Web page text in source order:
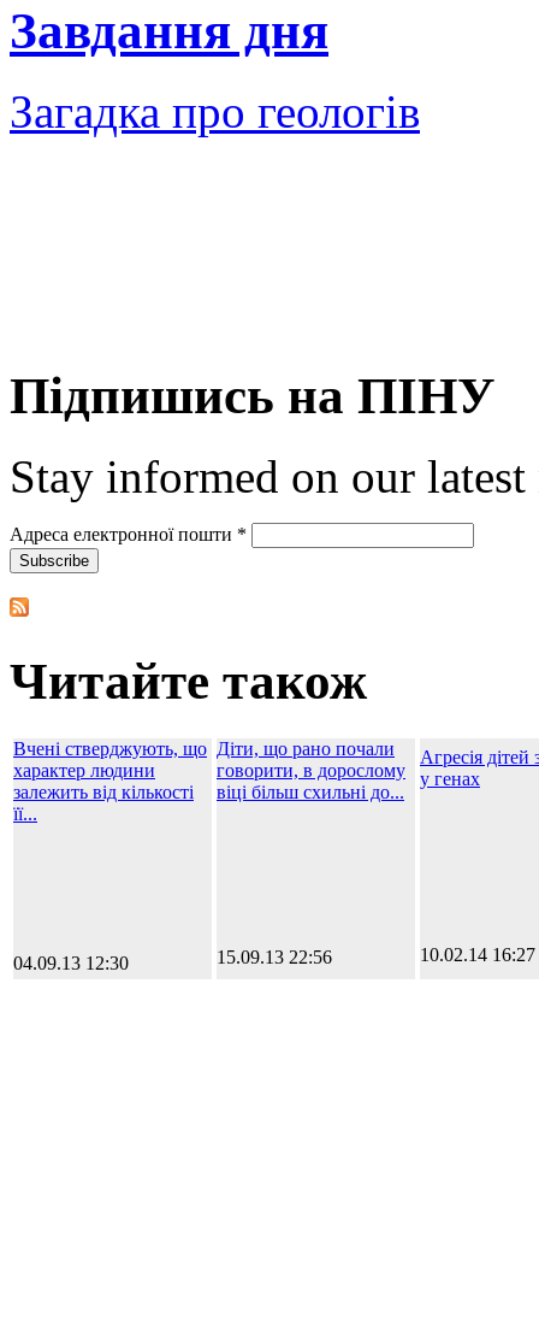
Завдання дня
Загадка про геологів
Підпишись на ПІНУ
Stay informed on our latest
Адреса електронної пошти *
Читайте також
Вчені стверджують, що
характер людини
залежить від кількості
її...
04.09.13 12:30
Діти, що рано почали
говорити, в дорослому
віці більш схильні до...
15.09.13 22:56
Агресія дітей
у генах
10.02.14 16:27